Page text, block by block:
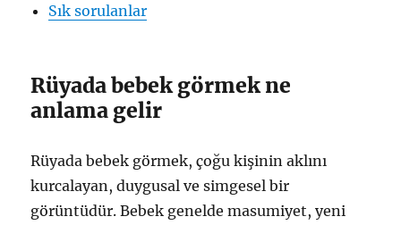
Sık sorulanlar
Rüyada bebek görmek ne
anlama gelir
Rüyada bebek görmek, çoğu kişinin aklını
kurcalayan, duygusal ve simgesel bir
görüntüdür. Bebek genelde masumiyet, yeni